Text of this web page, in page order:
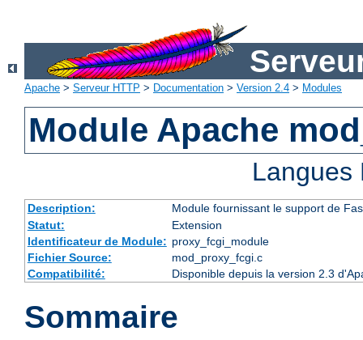
Apache > Serveur HTTP > Documentation > Version 2.4 > Modules
Module Apache
Description:
Module fournissant le support de
Statut:
Extension
Identificateur de Module: proxy_fcgi_module
Fichier Source:
mod_proxy_fcgi.c
Compatibilité:
Disponible depuis la version 2.3
Sommaire